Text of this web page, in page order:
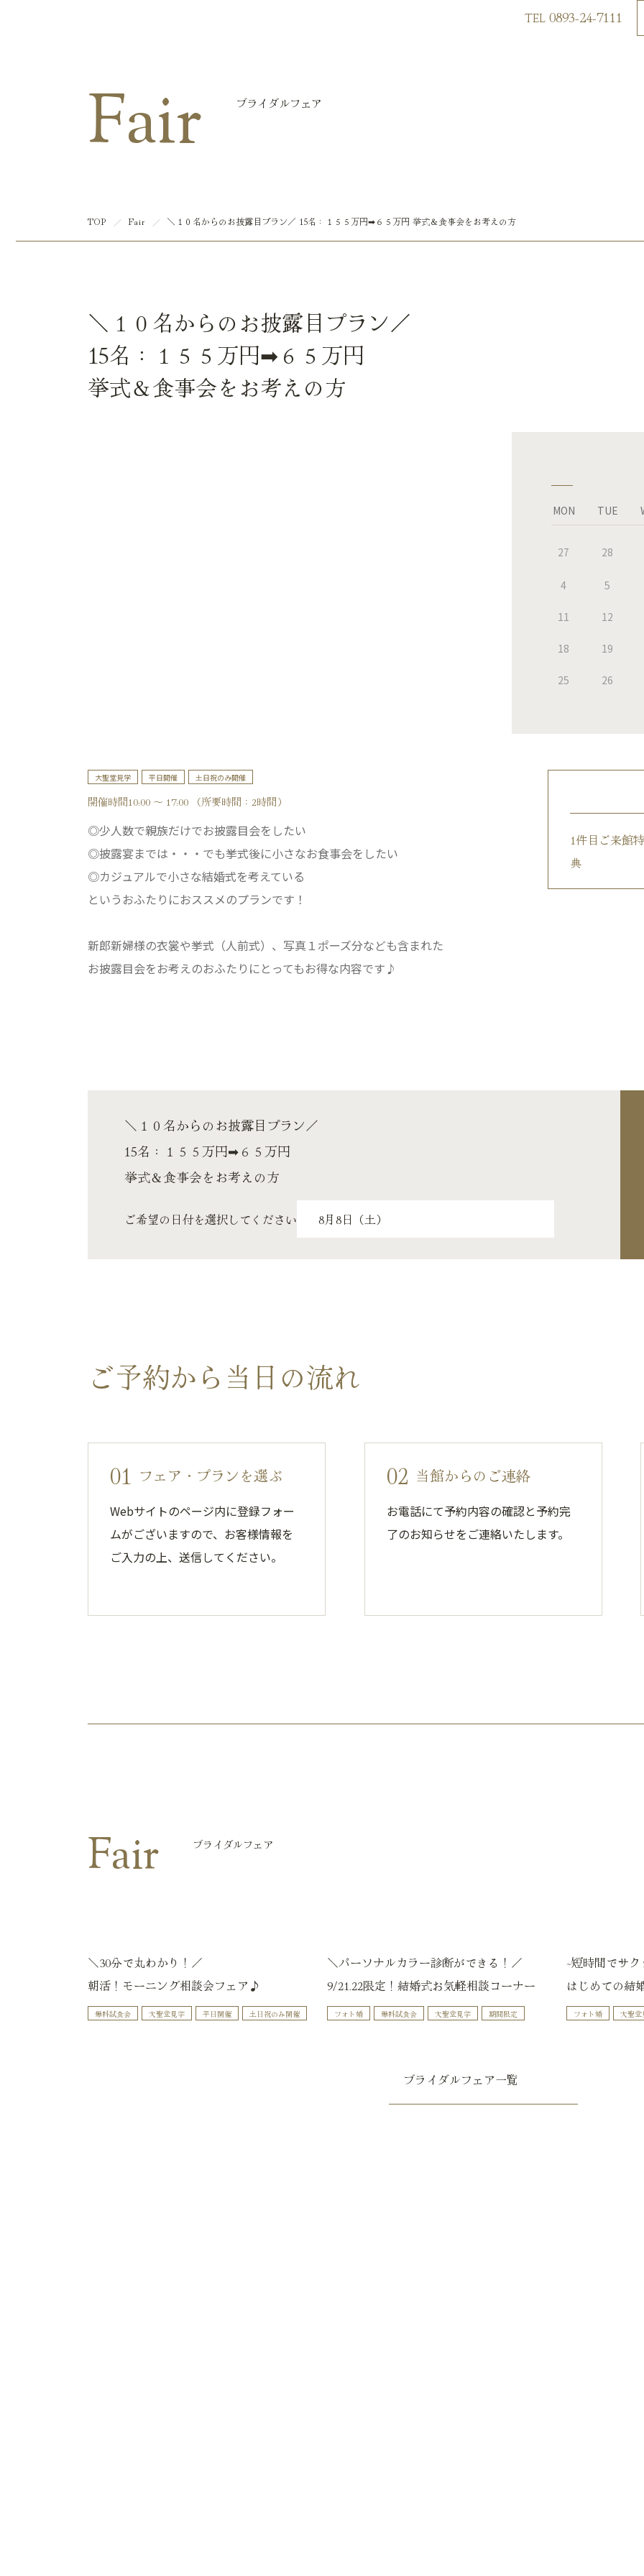
TEL 0893-24-7111
Fair ブライダルフェア
TOP Fair ＼１０名からのお披露目プラン／ 15名：１５５万円➡６５万円 挙式＆食事会をお考えの方
＼１０名からのお披露目プラン／
15名：１５５万円➡６５万円
挙式＆食事会をお考えの方
MON
TUE
27 28
4 5
11 12
18 19
25 26
大聖堂見学 平日開催 土日祝のみ開催
開催時間10:00 ～ 17:00 （所要時間：2時間）
◎少人数で親族だけでお披露目会をしたい
◎披露宴までは・・・でも挙式後に小さなお食事会をしたい
◎カジュアルで小さな結婚式を考えている
というおふたりにおススメのプランです！
新郎新婦様の衣裳や挙式（人前式）、写真１ポーズ分なども含まれた
お披露目会をお考えのおふたりにとってもお得な内容です♪
1件目ご来館特
典
＼１０名からのお披露目プラン／
15名：１５５万円➡６５万円
挙式＆食事会をお考えの方
ご希望の日付を選択してください
ご予約から当日の流れ
01 フェア・プランを選ぶ
Webサイトのページ内に登録フォー
ムがございますので、お客様情報を
ご入力の上、送信してください。
02 当館からのご連絡
お電話にて予約内容の確認と予約完
了のお知らせをご連絡いたします。
Fair ブライダルフェア
＼30分で丸わかり！／
朝活！モーニング相談会フェア♪
無料試食会 大聖堂見学 平日開催 土日祝のみ開催
＼パーソナルカラー診断ができる！／
9/21.22限定！結婚式お気軽相談コーナー
フォト婚 無料試食会 大聖堂見学 期間限定
~短時間でサ
はじめての結
フォト婚 大聖堂
ブライダルフェア一覧